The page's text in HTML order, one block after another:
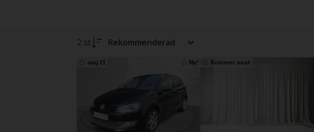
2 st Rekommenderad
aug 11 Ny! Kommer snart